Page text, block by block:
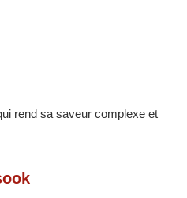
rend sa saveur complexe et